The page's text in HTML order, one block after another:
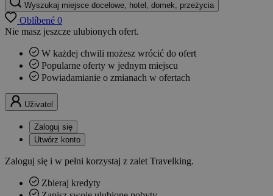
Wyszukaj miejsce docelowe, hotel, domek, przeżycia
Oblíbené 0
Nie masz jeszcze ulubionych ofert.
W każdej chwili możesz wrócić do ofert
Popularne oferty w jednym miejscu
Powiadamianie o zmianach w ofertach
Uživatel
Zaloguj się
Utwórz konto
Zaloguj się i w pełni korzystaj z zalet Travelking.
Zbieraj kredyty